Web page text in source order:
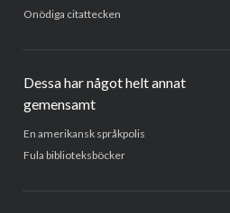
Onödiga citattecken
Dessa har något helt annat
gemensamt
En amerikansk språkpolis
Fula biblioteksböcker